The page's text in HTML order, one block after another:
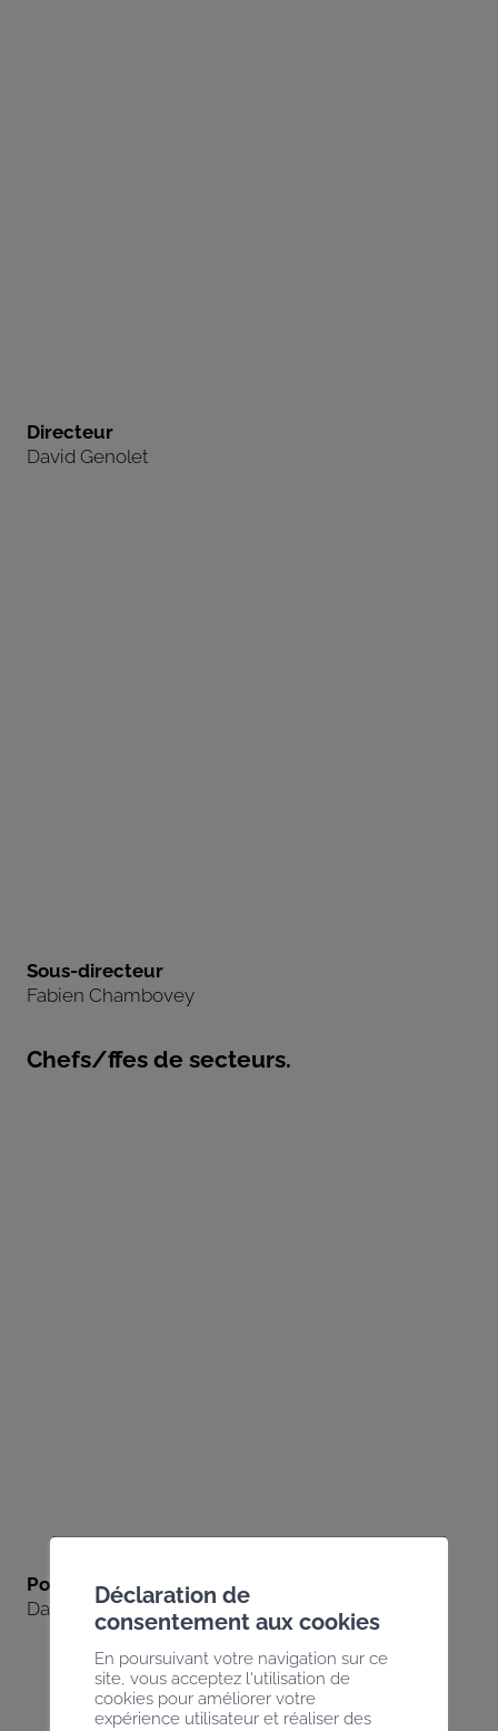
Directeur
David Genolet
Sous-directeur
Fabien Chambovey
Chefs/ffes de secteurs.
Politique générale
David GenoletDéclaration de
consentement aux cookies
En poursuivant votre navigation sur ce
site, vous acceptez l'utilisation de
cookies pour améliorer votre
expérience utilisateur et réaliser des